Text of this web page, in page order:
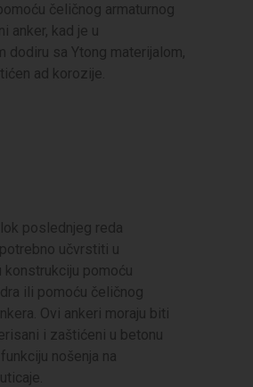
čeličnog armaturnog
anker, kad je u
dodiru sa Ytong materijalom,
ad korozije.
poslednjeg reda
učvrstiti u
konstrukciju pomoću
ili pomoću čeličnog
Ovi ankeri moraju biti
i zaštićeni u betonu
nošenja na